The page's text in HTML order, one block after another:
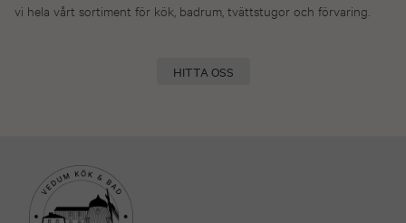
vi hela vårt sortiment för kök, badrum, tvättstugor och förvaring.
HITTA OSS